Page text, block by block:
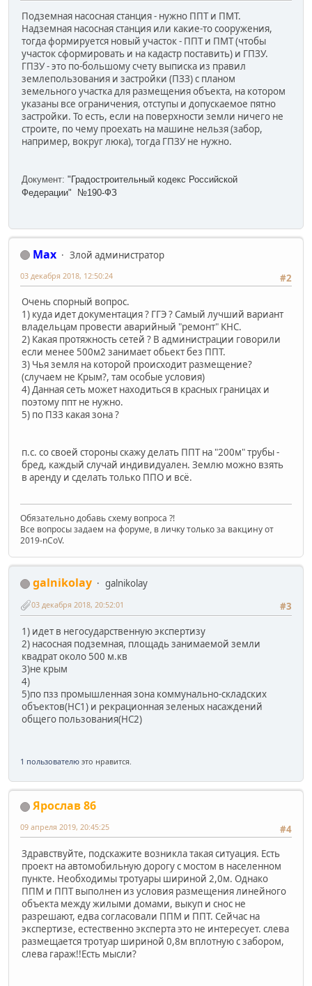
Подземная насосная станция - нужно ППТ и ПМТ.
Надземная насосная станция или какие-то сооружения,
тогда формируется новый участок - ППТ и ПМТ (чтобы
участок сформировать и на кадастр поставить) и ГПЗУ.
ГПЗУ - это по-большому счету выписка из правил
землепользования и застройки (ПЗЗ) с планом
земельного участка для размещения объекта, на котором
указаны все ограничения, отступы и допускаемое пятно
застройки. То есть, если на поверхности земли ничего не
строите, по чему проехать на машине нельзя (забор,
например, вокруг люка), тогда ГПЗУ не нужно.
Документ: "Градостроительный кодекс Российской
Федерации" №190-ФЗ
Max
Злой администратор
#2
03 декабря 2018, 12:50:24
Очень спорный вопрос.
1) куда идет документация ? ГГЭ ? Самый лучший вариант
владельцам провести аварийный "ремонт" КНС.
2) Какая протяжность сетей ? В администрации говорили
если менее 500м2 занимает обьект без ППТ.
3) Чья земля на которой происходит размещение?
(случаем не Крым?, там особые условия)
4) Данная сеть может находиться в красных границах и
поэтому ппт не нужно.
5) по ПЗЗ какая зона ?
п.с. со своей стороны скажу делать ППТ на "200м" трубы -
бред, каждый случай индивидуален. Землю можно взять
в аренду и сделать только ППО и всё.
Обязательно добавь схему вопроса ?!
Все вопросы задаем на форуме, в личку только за вакцину от
2019-nCoV.
galnikolay
galnikolay
#3
03 декабря 2018, 20:52:01
1) идет в негосударственную экспертизу
2) насосная подземная, площадь занимаемой земли
квадрат около 500 м.кв
3)не крым
4)
5)по пзз промышленная зона коммунально-складских
объектов(НС1) и рекрационная зеленых насаждений
общего пользования(НС2)
1 пользователю это нравится.
Ярослав 86
#4
09 апреля 2019, 20:45:25
Здравствуйте, подскажите возникла такая ситуация. Есть
проект на автомобильную дорогу с мостом в населенном
пункте. Необходимы тротуары шириной 2,0м. Однако
ППМ и ППТ выполнен из условия размещения линейного
объекта между жилыми домами, выкуп и снос не
разрешают, едва согласовали ППМ и ППТ. Сейчас на
экспертизе, естественно эксперта это не интересует. слева
размещается тротуар шириной 0,8м вплотную с забором,
слева гараж!!Есть мысли?